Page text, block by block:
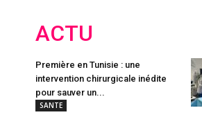
ACTU
Première en Tunisie : une
intervention chirurgicale inédite
pour sauver un...
SANTE